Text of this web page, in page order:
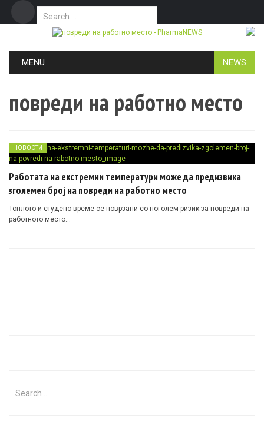
Search for:
MENU NEWS
повреди на работно место
НОВОСТИ
Работата на екстремни температури може да предизвика
зголемен број на повреди на работно место
Топлото и студено време се поврзани со поголем ризик за повреди на
работното место…
Search for: